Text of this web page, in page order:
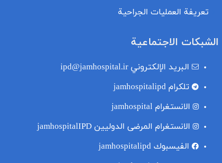
تعريفة العمليات الجراحية
الشبكات الاجتماعية
البريد الإلكتروني ipd@jamhospital.ir
تلکرام jamhospitalipd
الانستغرام jamhospital
الانستغرام المرضى الدوليين jamhospitalIPD
الفيسبوك jamhospitalipd